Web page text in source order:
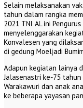
Selain melaksanakan
tahun dalam rangka
2021 TNI AL ini
menyelenggarakan
Konvalesen yang
di gedung Moeljadi
Adapun kegiatan lainya
Jalasenastri ke-75
Warakawuri dan anak
ke beberapa yayasan